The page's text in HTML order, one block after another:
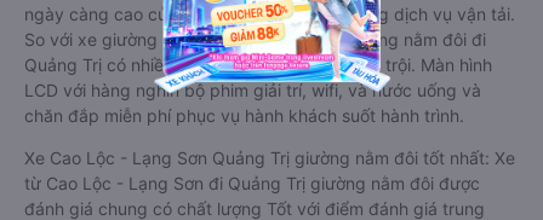
ngày càng cao của khách hàng về chất lượng dịch vụ vận tải.
So với xe giường nằm thông thường, xe giường nằm đôi đi
Quảng Trị có nhiều ưu điểm và tiện nghi vượt trội. Màn hình
LCD với hàng nghìn bộ phim giải trí, wifi, và nước uống và
chăn đắp miễn phí phục vụ hành khách suốt hành trình.
Xe Cao Lộc - Lạng Sơn Quảng Trị giường nằm đôi tốt nhất: Xe
từ Cao Lộc - Lạng Sơn đi Quảng Trị giường nằm đôi được
đánh giá chung có chất lượng Tốt với điểm đánh giá trung